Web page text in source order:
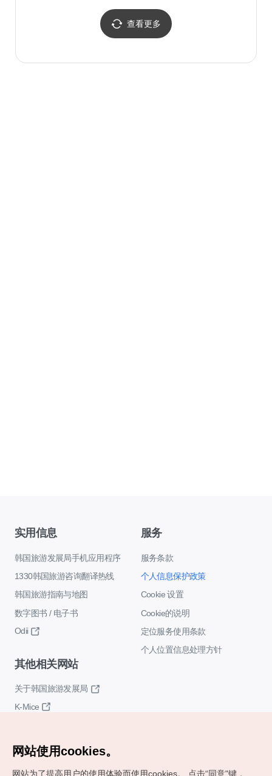
查看更多
实用信息
韩国旅游发展局手机应用程序
1330韩国旅游咨询翻译热线
韩国旅游指南与地图
数字图书 / 电子书
Odii
服务
服务条款
个人信息保护政策
Cookie 设置
Cookie的说明
定位服务使用条款
个人位置信息处理方针
其他相关网站
关于韩国旅游发展局
K-Mice
网站使用cookies。
网站为了提高用户的使用体验而使用cookies。 点击“同意"键，